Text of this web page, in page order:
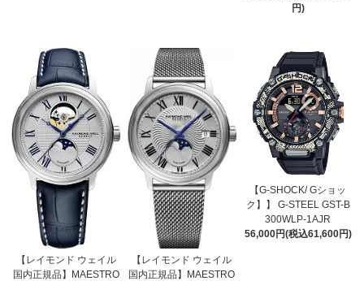
円)
【レイモンド ウェイル
国内正規品】MAESTRO
【レイモンド ウェイル
国内正規品】MAESTRO
【G-SHOCK/ Gショッ
ク】】 G-STEEL GST-B
300WLP-1AJR
56,000円(税込61,600円)